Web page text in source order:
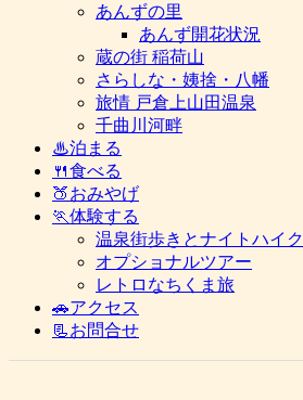
あんずの里
あんず開花状況
蔵の街 稲荷山
さらしな・姨捨・八幡
旅情 戸倉上山田温泉
千曲川河畔
♨泊まる
🍴食べる
🍑おみやげ
🏃体験する
温泉街歩きとナイトハイク
オプショナルツアー
レトロなちくま旅
🚗アクセス
📃お問合せ